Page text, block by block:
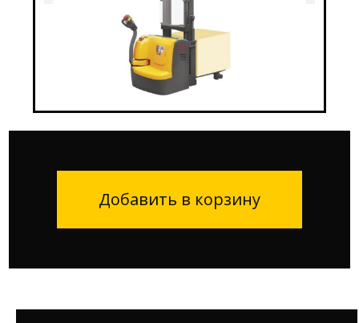
Добавить в корзину